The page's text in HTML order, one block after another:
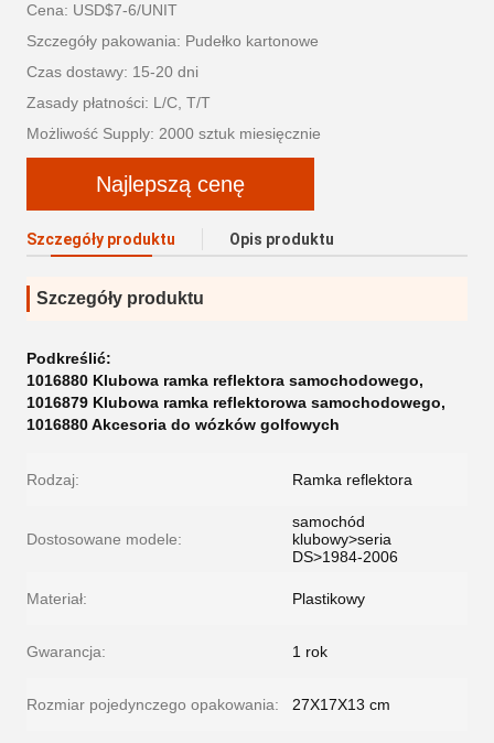
Cena: USD$7-6/UNIT
Szczegóły pakowania: Pudełko kartonowe
Czas dostawy: 15-20 dni
Zasady płatności: L/C, T/T
Możliwość Supply: 2000 sztuk miesięcznie
Najlepszą cenę
Szczegóły produktu Opis produktu
Szczegóły produktu
Podkreślić:
1016880 Klubowa ramka reflektora samochodowego,
1016879 Klubowa ramka reflektorowa samochodowego,
1016880 Akcesoria do wózków golfowych
Rodzaj: Ramka reflektora
Dostosowane modele:
samochód
klubowy>seria
DS>1984-2006
Materiał: Plastikowy
Gwarancja: 1 rok
Rozmiar pojedynczego opakowania: 27X17X13 cm